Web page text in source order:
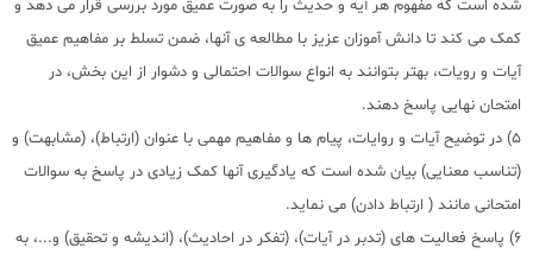
شده است که مفهوم هر آیه و حدیث را به صورت عمیق مورد بررسی قرار می دهد و
کمک می کند تا دانش آموزان عزیز با مطالعه ی آنها، ضمن تسلط بر مفاهیم عمیق
آیات و رویات، بهتر بتوانند به انواع سوالات احتمالی و دشوار از این بخش، در
امتحان نهایی پاسخ دهند.
5) در توضیح آیات و روایات، پیام ها و مفاهیم مهمی با عنوان (ارتباط)، (مشابهت) و
(تناسب معنایی) بیان شده است که یادگیری آنها کمک زیادی در پاسخ به سوالات
امتحانی مانند ( ارتباط دادن) می نماید.
6) پاسخ فعالیت های (تدبر در آیات)، (تفکر در احادیث)، (اندیشه و تحقیق) و...، به